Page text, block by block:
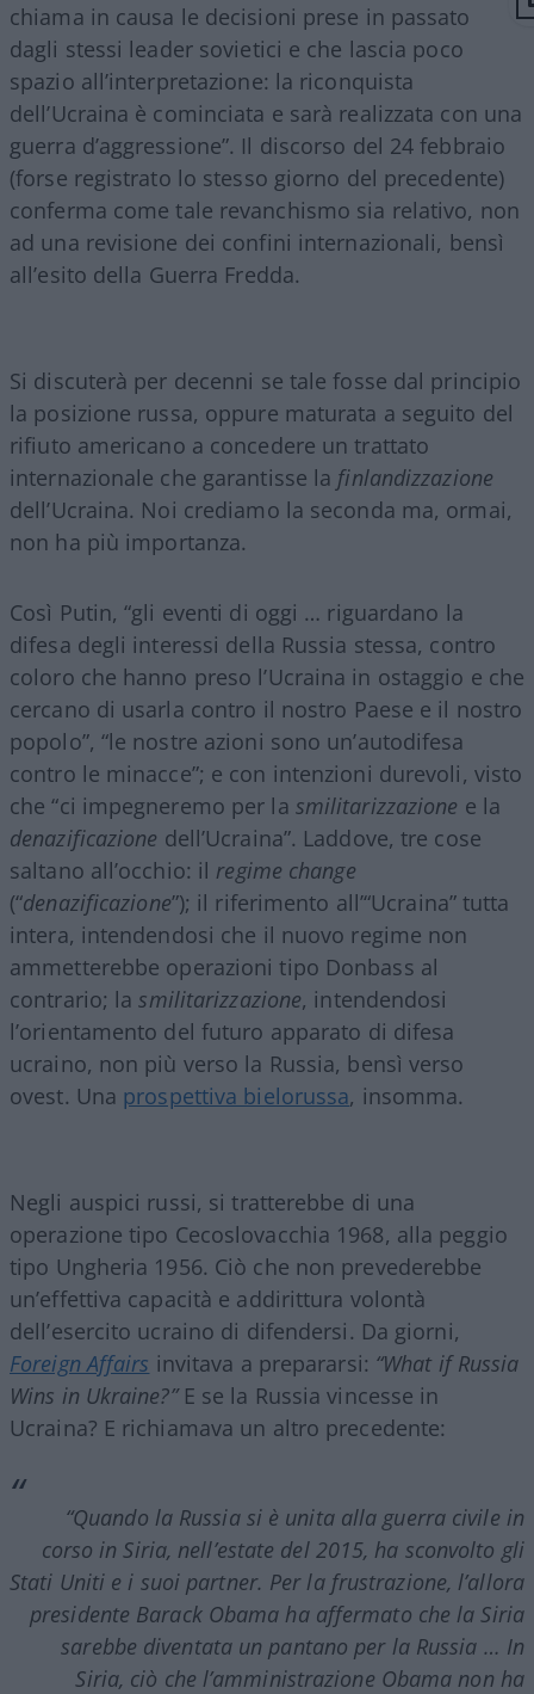
chiama in causa le decisioni prese in passato
dagli stessi leader sovietici e che lascia poco
spazio all’interpretazione: la riconquista
dell’Ucraina è cominciata e sarà realizzata con una
guerra d’aggressione”. Il discorso del 24 febbraio
(forse registrato lo stesso giorno del precedente)
conferma come tale revanchismo sia relativo, non
ad una revisione dei confini internazionali, bensì
all’esito della Guerra Fredda.
Si discuterà per decenni se tale fosse dal principio
la posizione russa, oppure maturata a seguito del
rifiuto americano a concedere un trattato
internazionale che garantisse la finlandizzazione
dell’Ucraina. Noi crediamo la seconda ma, ormai,
non ha più importanza.
Così Putin, “gli eventi di oggi … riguardano la
difesa degli interessi della Russia stessa, contro
coloro che hanno preso l’Ucraina in ostaggio e che
cercano di usarla contro il nostro Paese e il nostro
popolo”, “le nostre azioni sono un’autodifesa
contro le minacce”; e con intenzioni durevoli, visto
che “ci impegneremo per la smilitarizzazione e la
denazificazione dell’Ucraina”. Laddove, tre cose
saltano all’occhio: il regime change
(“denazificazione”); il riferimento all’“Ucraina” tutta
intera, intendendosi che il nuovo regime non
ammetterebbe operazioni tipo Donbass al
contrario; lasmilitarizzazione, intendendosi
l’orientamento del futuro apparato di difesa
ucraino, non più verso la Russia, bensì verso
ovest. Una prospettiva bielorussa, insomma.
Negli auspici russi, si tratterebbe di una
operazione tipo Cecoslovacchia 1968, alla peggio
tipo Ungheria 1956. Ciò che non prevederebbe
un’effettiva capacità e addirittura volontà
dell’esercito ucraino di difendersi. Da giorni,
Foreign Affairs invitava a prepararsi: “What if Russia
Wins in Ukraine?”E se la Russia vincesse in
Ucraina? E richiamava un altro precedente:
“Quando la Russia si è unita alla guerra civile in
corso in Siria, nell’estate del 2015, ha sconvolto gli
Stati Uniti e i suoi partner. Per la frustrazione, l’allora
presidente Barack Obama ha affermato che la Siria
sarebbe diventata un pantano per la Russia … In
Siria, ciò che l’amministrazione Obama non ha